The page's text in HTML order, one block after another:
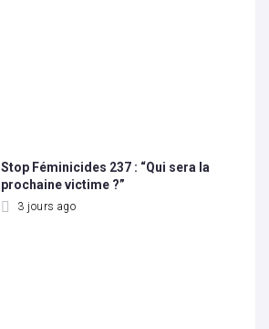
Stop Féminicides 237 : “Qui sera la
prochaine victime ?”
3 jours ago